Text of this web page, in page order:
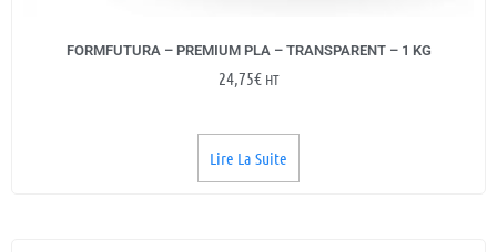
FORMFUTURA – PREMIUM PLA – TRANSPARENT – 1 KG
24,75€ HT
Lire La Suite